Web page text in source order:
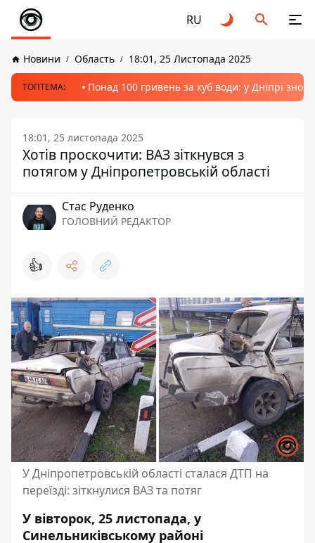
RU
Новини Область 18:01, 25 Листопада 2025
ТОПТЕМА: Понад 100 гривень за куб води: у Дніпрі
18:01, 25 листопада 2025
Хотів проскочити: ВАЗ зіткнувся з
потягом у Дніпропетровській області
Стас Руденко
ГОЛОВНИЙ РЕДАКТОР
👍
У Дніпропетровській області сталася ДТП на
переїзді: зіткнулися ВАЗ та потяг
У вівторок, 25 листопада, у
Синельниківському районі